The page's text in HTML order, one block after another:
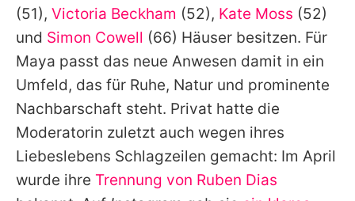
(51), Victoria Beckham (52), Kate Moss (52)
und Simon Cowell (66) Häuser besitzen. Für
Maya passt das neue Anwesen damit in ein
Umfeld, das für Ruhe, Natur und prominente
Nachbarschaft steht. Privat hatte die
Moderatorin zuletzt auch wegen ihres
Liebeslebens Schlagzeilen gemacht: Im April
wurde ihre Trennung von Ruben Dias